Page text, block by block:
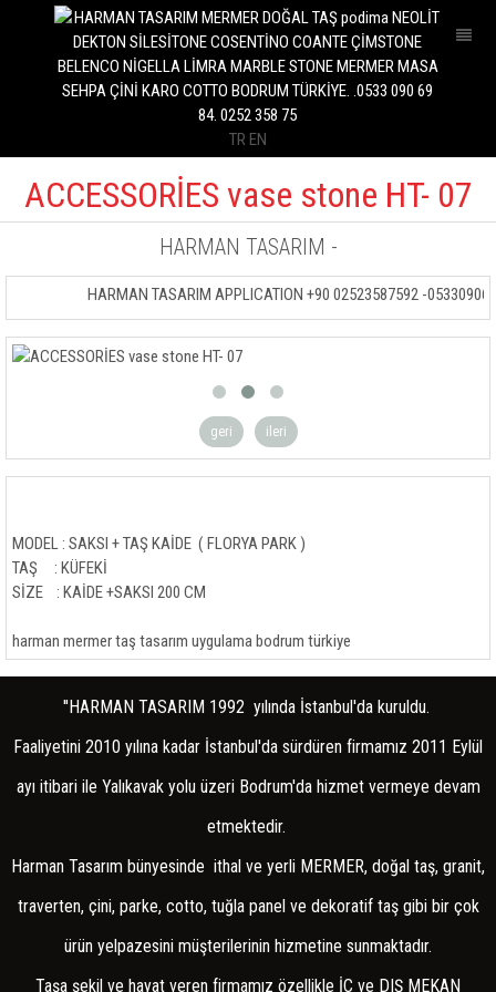
İNTERİOR
OUTDOOR
KİTCHEN
POOR
MARBLE SLAB
COFFE TABLE
DRESUAR
KAŞPO VASE
STONE WALL
TİLE APPLİCATİON
TR EN
ACCESSORİES vase stone HT- 07
HARMAN TASARIM -
HARMAN TASARIM APPLICATION +90 02523587592 -
geri ileri
MODEL : SAKSI + TAŞ KAİDE ( FLORYA PARK )
TAŞ : KÜFEKİ
SİZE : KAİDE +SAKSI 200 CM
harman mermer taş tasarım uygulama bodrum türkiye
''HARMAN TASARIM 1992 yılında İstanbul'da kuruldu.
Faaliyetini 2010 yılına kadar İstanbul'da sürdüren firmamız 2011 Eylül
ayı itibari ile Yalıkavak yolu üzeri Bodrum'da hizmet vermeye devam
etmektedir.
Harman Tasarım bünyesinde ithal ve yerli MERMER, doğal taş, granit,
traverten, çini, parke, cotto, tuğla panel ve dekoratif taş gibi bir çok
ürün yelpazesini müşterilerinin hizmetine sunmaktadır.
Taşa şekil ve hayat veren firmamız özellikle İÇ ve DIŞ MEKAN